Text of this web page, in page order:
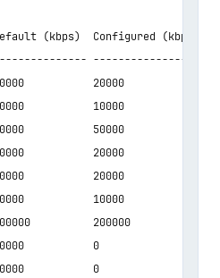
(kbps)  Configured (kbps)
------------------
20000           20000
10000           10000
50000           50000
20000           20000
20000           20000
10000           10000
200000          200000
20000           0
50000           0